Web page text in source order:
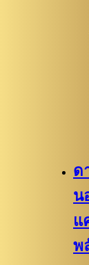
ด
น
แ
พ